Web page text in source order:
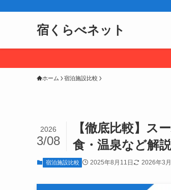
宿くらべネット
ホーム 宿泊施設比較
【徹底比較】ス
食・温泉など解説
2026
3/08
宿泊施設比較 2025年8月11日 2026年3